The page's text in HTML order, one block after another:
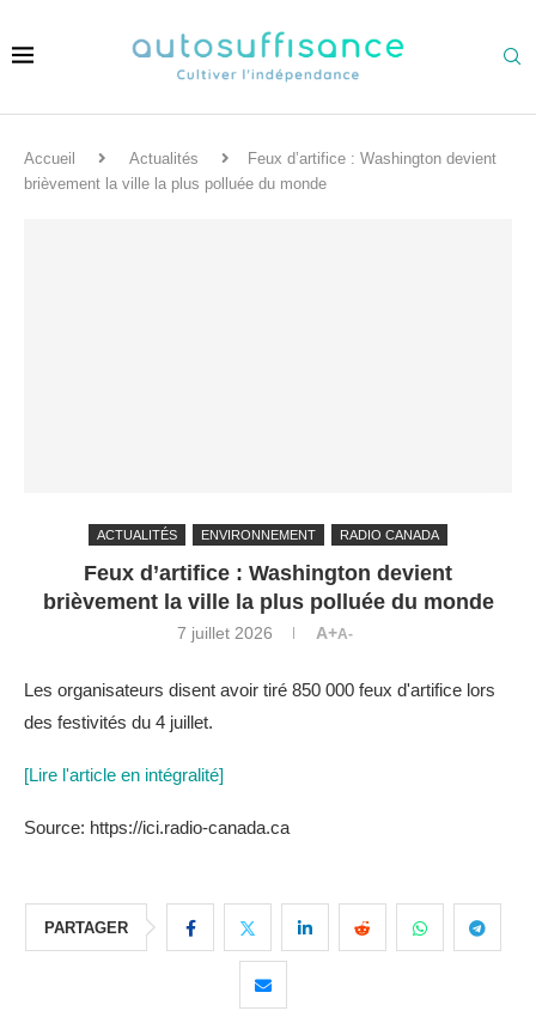
Accueil Actualités
Feux d’artifice : Washington devient
brièvement la ville la plus polluée du monde
ACTUALITÉS ENVIRONNEMENT RADIO CANADA
Feux d’artifice : Washington devient
brièvement la ville la plus polluée du monde
7 juillet 2026 A+A-
Les organisateurs disent avoir tiré 850 000 feux d'artifice lors
des festivités du 4 juillet.
[Lire l'article en intégralité]
Source: https://ici.radio-canada.ca
PARTAGER